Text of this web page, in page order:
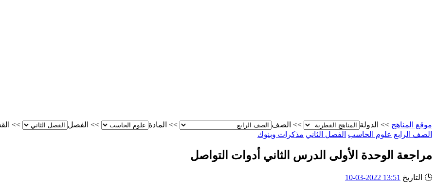
موقع المناهج >> الدولة >> الصف >> المادة >> الفصل >>
الصف الرابع علوم الحاسب الفصل الثاني مذكرات وبنوك
مراجعة الوحدة الأولى الدرس الثاني أدوات التواصل
🕒 التاريخ 13:51 2022-03-10